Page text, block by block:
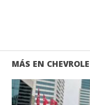
MÁS EN